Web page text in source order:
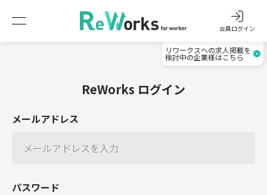
会員ログイン
リワークスへの求人掲載を
検討中の企業様はこちら
ReWorks ログイン
メールアドレス
パスワード